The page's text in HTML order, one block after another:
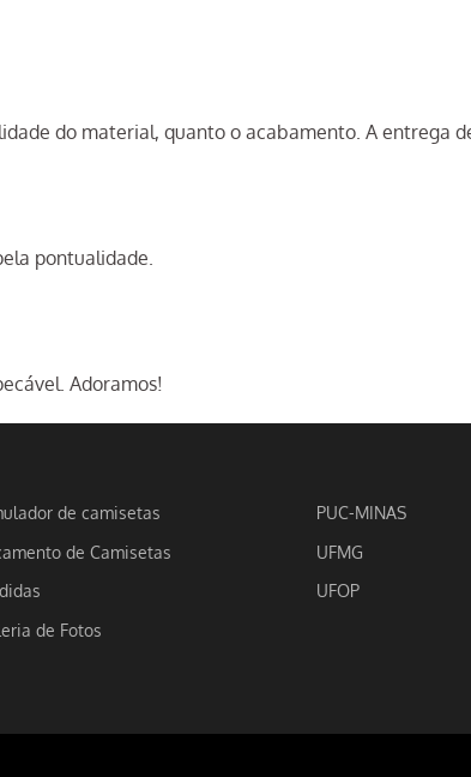
do material, quanto o acabamento. A entrega
pontualidade.
Adoramos!
de camisetas
de Camisetas
de Fotos
PUC-MINAS
UFMG
UFOP